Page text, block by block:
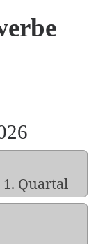
1. Quartal